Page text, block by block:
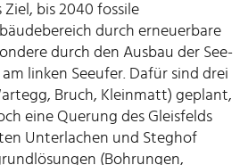
bis 2040 fossile
durch erneuerbare
durch den Ausbau der See-
linken Seeufer. Dafür sind drei
Bruch, Kleinmatt) geplant,
eine Querung des Gleisfelds
Unterlachen und Steghof
(Bohrungen,